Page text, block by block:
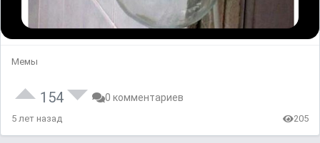
Мемы
154 0 комментариев
5 лет назад 205